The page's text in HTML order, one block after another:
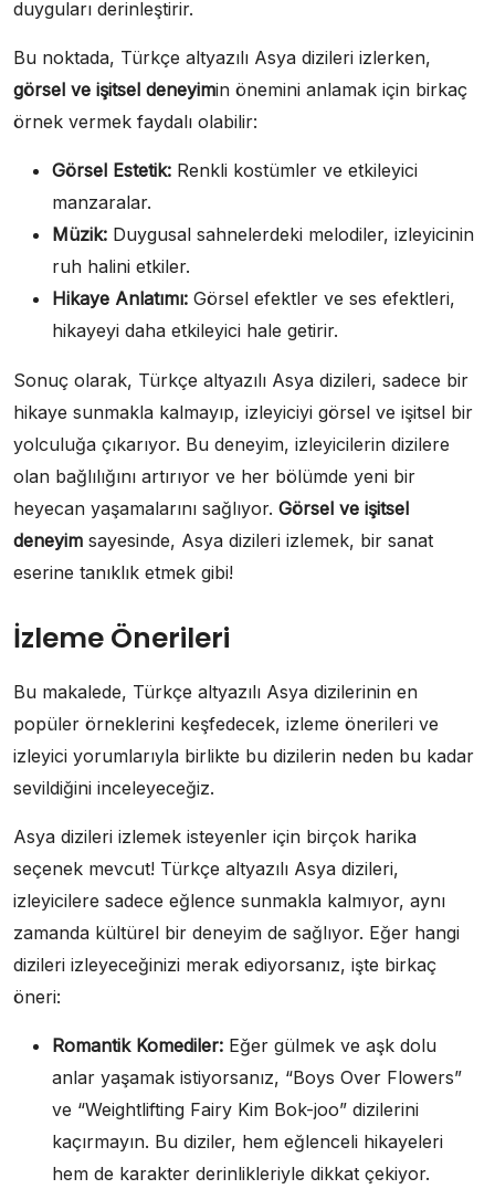
duyguları derinleştirir.
Bu noktada, Türkçe altyazılı Asya dizileri izlerken,
görsel ve işitsel deneyimin önemini anlamak için birkaç
örnek vermek faydalı olabilir:
Görsel Estetik: Renkli kostümler ve etkileyici
manzaralar.
Müzik: Duygusal sahnelerdeki melodiler, izleyicinin
ruh halini etkiler.
Hikaye Anlatımı: Görsel efektler ve ses efektleri,
hikayeyi daha etkileyici hale getirir.
Sonuç olarak, Türkçe altyazılı Asya dizileri, sadece bir
hikaye sunmakla kalmayıp, izleyiciyi görsel ve işitsel bir
yolculuğa çıkarıyor. Bu deneyim, izleyicilerin dizilere
olan bağlılığını artırıyor ve her bölümde yeni bir
heyecan yaşamalarını sağlıyor. Görsel ve işitsel
deneyim sayesinde, Asya dizileri izlemek, bir sanat
eserine tanıklık etmek gibi!
İzleme Önerileri
Bu makalede, Türkçe altyazılı Asya dizilerinin en
popüler örneklerini keşfedecek, izleme önerileri ve
izleyici yorumlarıyla birlikte bu dizilerin neden bu kadar
sevildiğini inceleyeceğiz.
Asya dizileri izlemek isteyenler için birçok harika
seçenek mevcut! Türkçe altyazılı Asya dizileri,
izleyicilere sadece eğlence sunmakla kalmıyor, aynı
zamanda kültürel bir deneyim de sağlıyor. Eğer hangi
dizileri izleyeceğinizi merak ediyorsanız, işte birkaç
öneri:
Romantik Komediler: Eğer gülmek ve aşk dolu
anlar yaşamak istiyorsanız, “Boys Over Flowers”
ve “Weightlifting Fairy Kim Bok-joo” dizilerini
kaçırmayın. Bu diziler, hem eğlenceli hikayeleri
hem de karakter derinlikleriyle dikkat çekiyor.